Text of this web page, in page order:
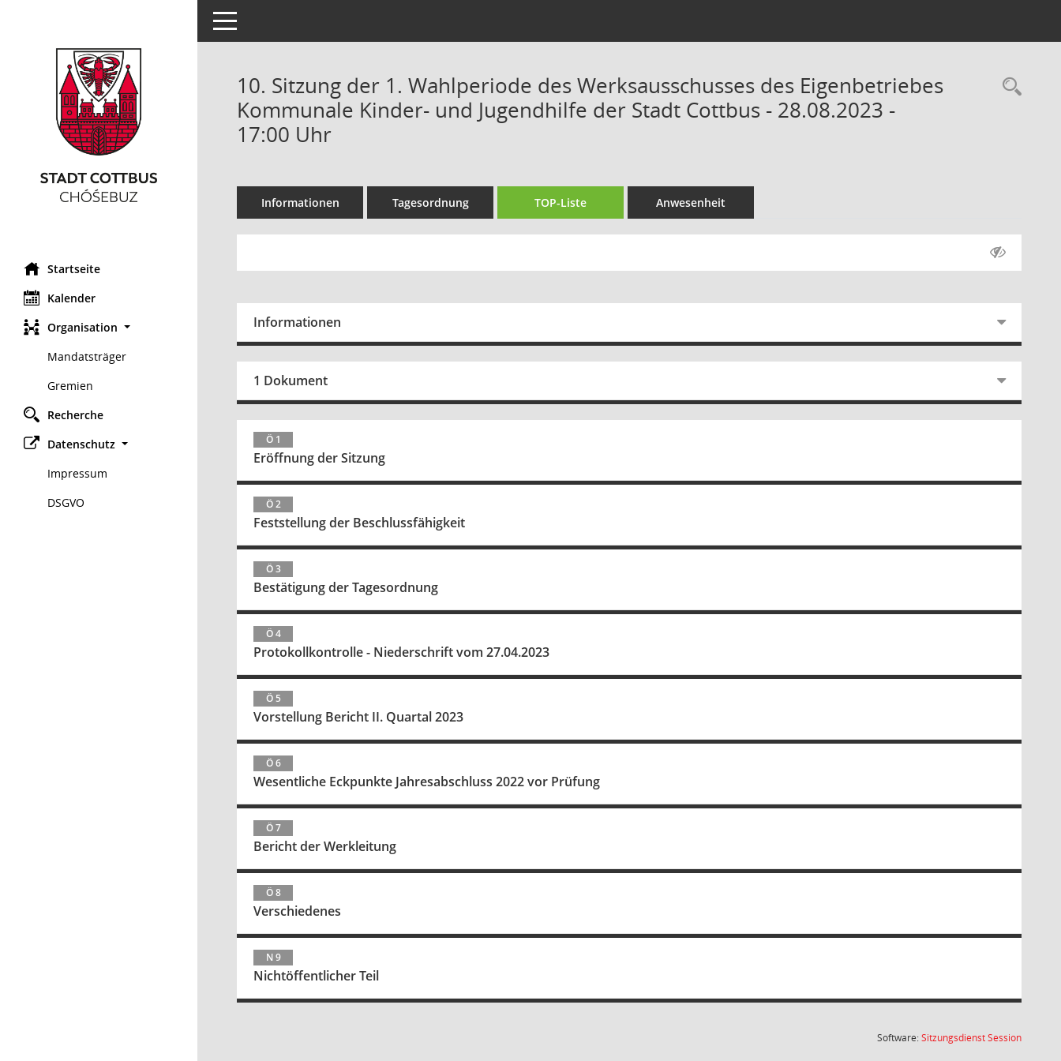
Startseite
Kalender
Organisation
Mandatsträger
Gremien
Recherche
Datenschutz
Impressum
DSGVO
Toggle navigation
10. Sitzung der 1. Wahlperiode des Werksausschusses des Eigenbetriebes
Kommunale Kinder- und Jugendhilfe der Stadt Cottbus - 28.08.2023 -
17:00 Uhr
Informationen Tagesordnung TOP-Liste Anwesenheit
Informationen
1 Dokument
Ö 1
Eröffnung der Sitzung
Ö 2
Feststellung der Beschlussfähigkeit
Ö 3
Bestätigung der Tagesordnung
Ö 4
Protokollkontrolle - Niederschrift vom 27.04.2023
Ö 5
Vorstellung Bericht II. Quartal 2023
Ö 6
Wesentliche Eckpunkte Jahresabschluss 2022 vor Prüfung
Ö 7
Bericht der Werkleitung
Ö 8
Verschiedenes
N 9
Nichtöffentlicher Teil
Software:SitzungsdienstSession(Wird in